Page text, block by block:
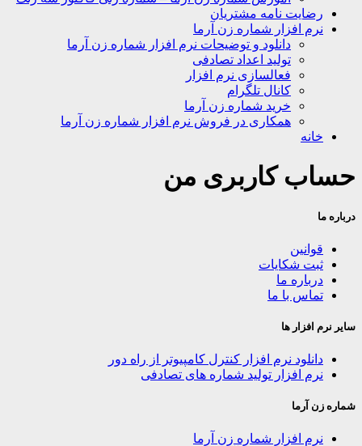
رضایت نامه مشتریان
نرم افزار شماره زن آرما
دانلود و توضیحات نرم افزار شماره زن آرما
تولید اعداد تصادفی
فعالسازی نرم افزار
کانال تلگرام
خرید شماره زن آرما
همکاری در فروش نرم افزار شماره زن آرما
خانه
حساب کاربری من
درباره ما
قوانین
ثبت شکایات
درباره ما
تماس با ما
سایر نرم افزار ها
دانلود نرم افزار کنترل کامپیوتر از راه دور
نرم افزار تولید شماره های تصادفی
شماره زن آرما
نرم افزار شماره زن آرما